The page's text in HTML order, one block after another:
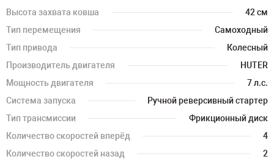
Высота захвата ковша
42 см
Тип перемещения
Самоходный
Тип привода
Колесный
Производитель двигателя
HUTER
Мощность двигателя
7 л.с.
Система запуска
Ручной реверсивный стартер
Тип трансмиссии
Фрикционный диск
Количество скоростей вперёд
4
Количество скоростей назад
2